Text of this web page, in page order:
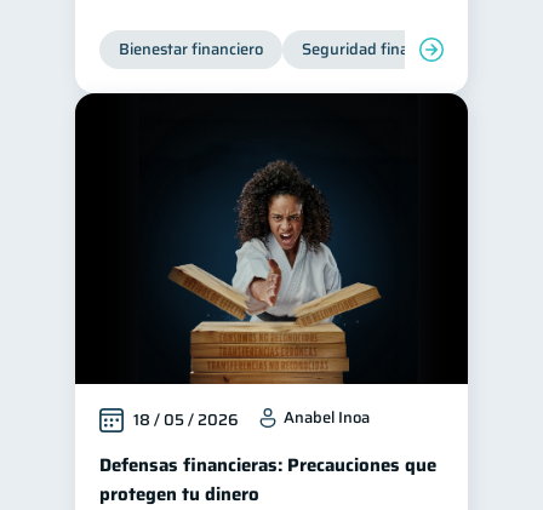
Historial crediticio
Ciberseguridad
Superintendencia de Bancos
Inversiones
Cuenta Inactiva 1
Finanzas Personales 1
Finanzas en Pareja 1
Educación Financiera 1
Mipymes 1
Información financiera
ahorro 1 Retiro
Bienestar financiero Seguridad financiera
18 / 05 / 2026 Anabel Inoa
Defensas financieras: Precauciones que
protegen tu dinero